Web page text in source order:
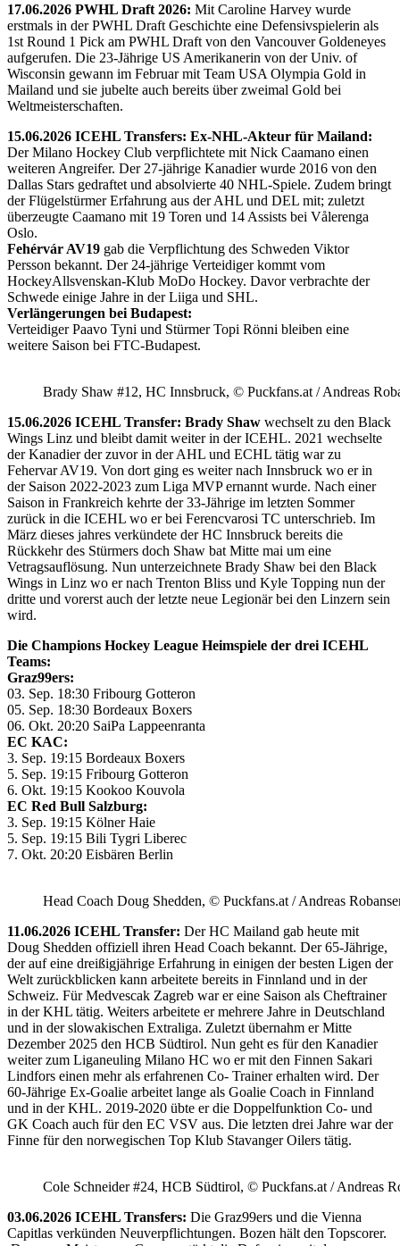
17.06.2026 PWHL Draft 2026: Mit Caroline Harvey wurde
erstmals in der PWHL Draft Geschichte eine Defensivspielerin als
1st Round 1 Pick am PWHL Draft von den Vancouver Goldeneyes
aufgerufen. Die 23-Jährige US Amerikanerin von der Univ. of
Wisconsin gewann im Februar mit Team USA Olympia Gold in
Mailand und sie jubelte auch bereits über zweimal Gold bei
Weltmeisterschaften.
15.06.2026 ICEHL Transfers: Ex-NHL-Akteur für Mailand:
Der Milano Hockey Club verpflichtete mit Nick Caamano einen
weiteren Angreifer. Der 27-jährige Kanadier wurde 2016 von den
Dallas Stars gedraftet und absolvierte 40 NHL-Spiele. Zudem bringt
der Flügelstürmer Erfahrung aus der AHL und DEL mit; zuletzt
überzeugte Caamano mit 19 Toren und 14 Assists bei Vålerenga
Oslo.
Fehérvár AV19 gab die Verpflichtung des Schweden Viktor
Persson bekannt. Der 24-jährige Verteidiger kommt vom
HockeyAllsvenskan-Klub MoDo Hockey. Davor verbrachte der
Schwede einige Jahre in der Liiga und SHL.
Verlängerungen bei Budapest:
Verteidiger Paavo Tyni und Stürmer Topi Rönni bleiben eine
weitere Saison bei FTC-Budapest.
Brady Shaw #12, HC Innsbruck, © Puckfans.at / Andreas
15.06.2026 ICEHL Transfer: Brady Shaw wechselt zu den Black
Wings Linz und bleibt damit weiter in der ICEHL. 2021 wechselte
der Kanadier der zuvor in der AHL und ECHL tätig war zu
Fehervar AV19. Von dort ging es weiter nach Innsbruck wo er in
der Saison 2022-2023 zum Liga MVP ernannt wurde. Nach einer
Saison in Frankreich kehrte der 33-Jährige im letzten Sommer
zurück in die ICEHL wo er bei Ferencvarosi TC unterschrieb. Im
März dieses jahres verkündete der HC Innsbruck bereits die
Rückkehr des Stürmers doch Shaw bat Mitte mai um eine
Vetragsauflösung. Nun unterzeichnete Brady Shaw bei den Black
Wings in Linz wo er nach Trenton Bliss und Kyle Topping nun der
dritte und vorerst auch der letzte neue Legionär bei den Linzern sein
wird.
Die Champions Hockey League Heimspiele der drei ICEHL
Teams:
Graz99ers:
03. Sep. 18:30 Fribourg Gotteron
05. Sep. 18:30 Bordeaux Boxers
06. Okt. 20:20 SaiPa Lappeenranta
EC KAC:
3. Sep. 19:15 Bordeaux Boxers
5. Sep. 19:15 Fribourg Gotteron
6. Okt. 19:15 Kookoo Kouvola
EC Red Bull Salzburg:
3. Sep. 19:15 Kölner Haie
5. Sep. 19:15 Bili Tygri Liberec
7. Okt. 20:20 Eisbären Berlin
Head Coach Doug Shedden, © Puckfans.at / Andreas
11.06.2026 ICEHL Transfer: Der HC Mailand gab heute mit
Doug Shedden offiziell ihren Head Coach bekannt. Der 65-Jährige,
der auf eine dreißigjährige Erfahrung in einigen der besten Ligen der
Welt zurückblicken kann arbeitete bereits in Finnland und in der
Schweiz. Für Medvescak Zagreb war er eine Saison als Cheftrainer
in der KHL tätig. Weiters arbeitete er mehrere Jahre in Deutschland
und in der slowakischen Extraliga. Zuletzt übernahm er Mitte
Dezember 2025 den HCB Südtirol. Nun geht es für den Kanadier
weiter zum Liganeuling Milano HC wo er mit den Finnen Sakari
Lindfors einen mehr als erfahrenen Co- Trainer erhalten wird. Der
60-Jährige Ex-Goalie arbeitet lange als Goalie Coach in Finnland
und in der KHL. 2019-2020 übte er die Doppelfunktion Co- und
GK Coach auch für den EC VSV aus. Die letzten drei Jahre war der
Finne für den norwegischen Top Klub Stavanger Oilers tätig.
Cole Schneider #24, HCB Südtirol, © Puckfans.at / Andreas
03.06.2026 ICEHL Transfers: Die Graz99ers und die Vienna
Capitlas verkünden Neuverpflichtungen. Bozen hält den Topscorer.